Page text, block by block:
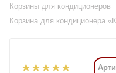
Корзины для кондиционеров
Корзина для кондиционера